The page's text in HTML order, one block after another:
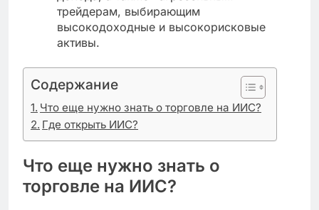
трейдерам, выбирающим
высокодоходные и высокорисковые
активы.
Содержание
Что еще нужно знать о торговле на ИИС?
Где открыть ИИС?
Что еще нужно знать о
торговле на ИИС?